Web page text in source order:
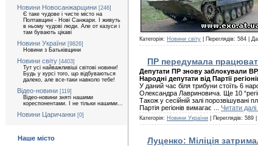
Новини Новосанжарщини [246]
Є таке чудове і чисте місто на
Полтавщині - Нові Санжари. І живуть
в ньому чудові люди. Але от казуси і
там бувають цікаві
Новини України [9826]
Новини з Батьківщини
Новини світу [4403]
Тут усі найважливіші світові новини!
Будь у курсі того, що відбуваються
далеко, але все-таки навколо тебе!
Відео-новини [119]
Відео-новини зняті нашими
кореспонентами. І не тільки нашими...
Новини Царичанки [0]
Наше місто
Категорія: Новини світу | Переглядів: 584 |
ПР передумала
Депутати ПР знову заблокували
Народні депутати від Партії
У даний час біля трибуни стоїть 6
Олександра Лавриновича. Ще 10
Також у сесійній залі порозвішувані
Партія регіонів вимагає
Читати далі
Категорія: Новини України | Переглядів: 589
Луценко: Міліція